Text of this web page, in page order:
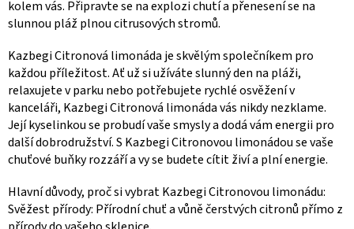
kolem vás. Připravte se na explozi chutí a přenesení se na
slunnou pláž plnou citrusových stromů.
Kazbegi Citronová limonáda je skvělým společníkem pro
každou příležitost. Ať už si užíváte slunný den na pláži,
relaxujete v parku nebo potřebujete rychlé osvěžení v
kanceláři, Kazbegi Citronová limonáda vás nikdy nezklame.
Její kyselinkou se probudí vaše smysly a dodá vám energii pro
další dobrodružství. S Kazbegi Citronovou limonádou se vaše
chuťové buňky rozzáří a vy se budete cítit živí a plní energie.
Hlavní důvody, proč si vybrat Kazbegi Citronovou limonádu:
Svěžest přírody: Přírodní chuť a vůně čerstvých citronů přímo z